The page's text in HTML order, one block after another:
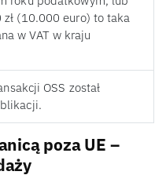
(10.000 euro) to taka
w VAT w kraju
OSS został
poza UE –